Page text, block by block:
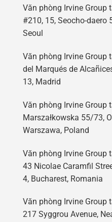
Văn phòng Irvine Group
#210, 15, Seocho-daero
Seoul
Văn phòng Irvine Group
del Marqués de
13, Madrid
Văn phòng Irvine Group
Marszałkowska 55/73,
Warszawa, Poland
Văn phòng Irvine Group
43 Nicolae Caramfil
4, Bucharest, Romania
Văn phòng Irvine Group
217 Syggrou Avenue,